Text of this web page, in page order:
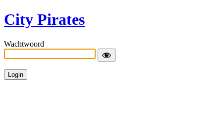
City Pirates
Wachtwoord